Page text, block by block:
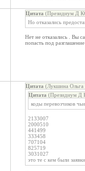
Цитата (Президиум Д
Но отказались
Нет не отказались . Вы
попасть под
Цитата (Лукшина
Цитата (Президиум Д
коды перевозчиков
2133007
2000510
441499
333458
707104
825719
3031027
это те с кем были заявки